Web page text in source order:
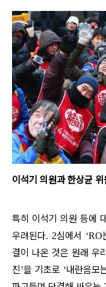
이석기 의원과 한상균 위
특히 이석기 의원 등에
우려된다. 2심에서 ‘RO
결이 나온 것은 원래 우
진’을 기초로 ‘내란음모